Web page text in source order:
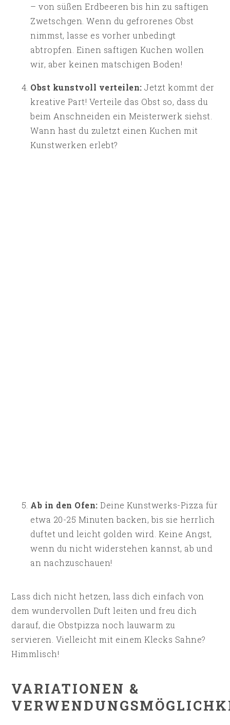
– von süßen Erdbeeren bis hin zu saftigen
Zwetschgen. Wenn du gefrorenes Obst
nimmst, lasse es vorher unbedingt
abtropfen. Einen saftigen Kuchen wollen
wir, aber keinen matschigen Boden!
Obst kunstvoll verteilen: Jetzt kommt der
kreative Part! Verteile das Obst so, dass du
beim Anschneiden ein Meisterwerk siehst.
Wann hast du zuletzt einen Kuchen mit
Kunstwerken erlebt?
Ab in den Ofen: Deine Kunstwerks-Pizza für
etwa 20-25 Minuten backen, bis sie herrlich
duftet und leicht golden wird. Keine Angst,
wenn du nicht widerstehen kannst, ab und
an nachzuschauen!
Lass dich nicht hetzen, lass dich einfach von
dem wundervollen Duft leiten und freu dich
darauf, die Obstpizza noch lauwarm zu
servieren. Vielleicht mit einem Klecks Sahne?
Himmlisch!
VARIATIONEN &